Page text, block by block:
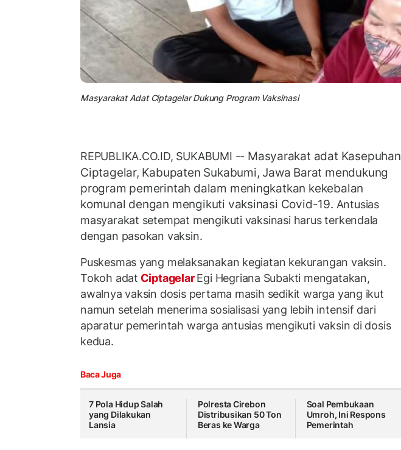
Masyarakat Adat Ciptagelar Dukung Program Vaksinasi
REPUBLIKA.CO.ID, SUKABUMI -- Masyarakat adat Kasepuhan
Ciptagelar, Kabupaten Sukabumi, Jawa Barat mendukung
program pemerintah dalam meningkatkan kekebalan
komunal dengan mengikuti vaksinasi Covid-19. Antusias
masyarakat setempat mengikuti vaksinasi harus terkendala
dengan pasokan vaksin.
Puskesmas yang melaksanakan kegiatan kekurangan vaksin.
Tokoh adat CiptagelarEgi Hegriana Subakti mengatakan,
awalnya vaksin dosis pertama masih sedikit warga yang ikut
namun setelah menerima sosialisasi yang lebih intensif dari
aparatur pemerintah warga antusias mengikuti vaksin di dosis
kedua.
Baca Juga
7 Pola Hidup Salah
yang Dilakukan
Lansia
Polresta Cirebon
Distribusikan 50 Ton
Beras ke Warga
Soal Pembukaan
Umroh, Ini Respons
Pemerintah